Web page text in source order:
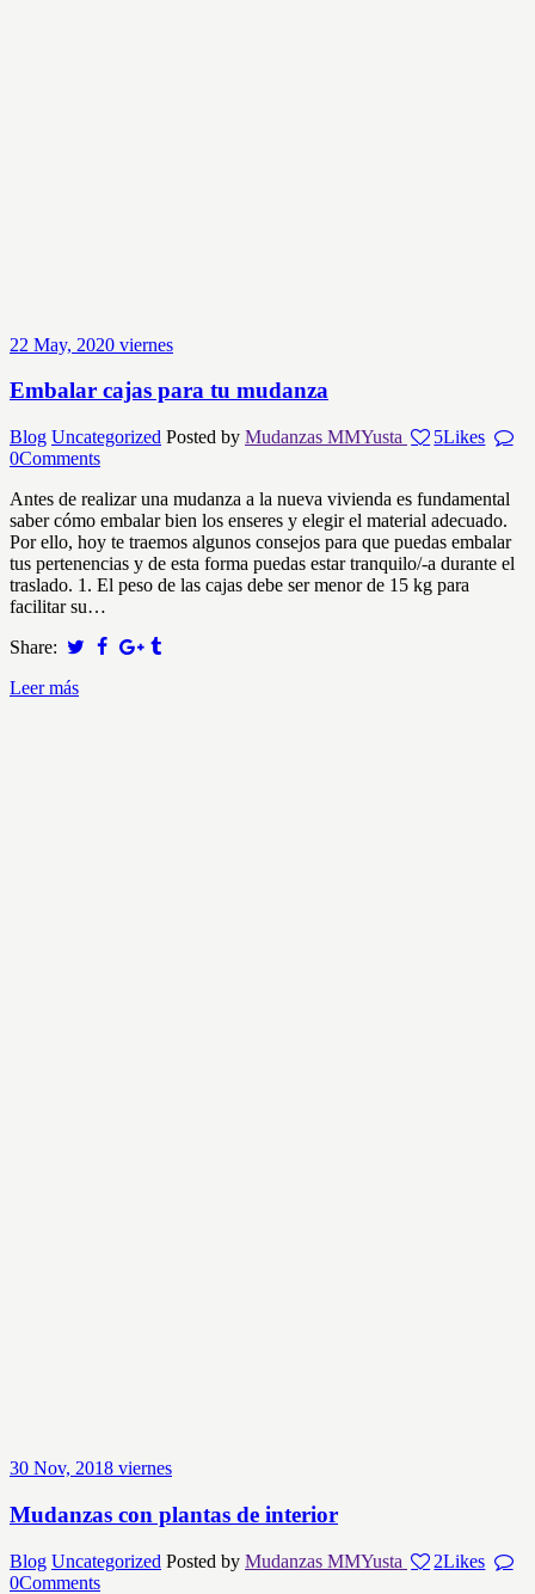
22 May, 2020 viernes
Embalar cajas para tu mudanza
Blog Uncategorized Posted by Mudanzas MMYusta 5Likes
0Comments
Antes de realizar una mudanza a la nueva vivienda es fundamental
saber cómo embalar bien los enseres y elegir el material adecuado.
Por ello, hoy te traemos algunos consejos para que puedas embalar
tus pertenencias y de esta forma puedas estar tranquilo/-a durante el
traslado. 1. El peso de las cajas debe ser menor de 15 kg para
facilitar su…
Share:
Leer más
30 Nov, 2018 viernes
Mudanzas con plantas de interior
Blog Uncategorized Posted by Mudanzas MMYusta 2Likes
0Comments